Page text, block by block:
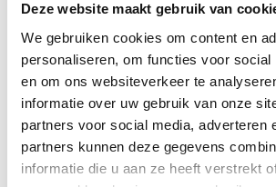
Deze website maakt gebruik van
We gebruiken cookies om content en
personaliseren, om functies voor social
en om ons websiteverkeer te
informatie over uw gebruik van onze
partners voor social media, adverteren
partners kunnen deze gegevens
informatie die u aan ze heeft verstrekt
Aantal
*Gratis verzending vanaf €150,- exclusief
Kies kleur/maat